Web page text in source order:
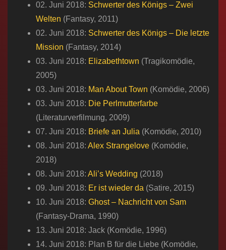
02. Juni 2018: Schwerter des Königs – Zwei
Welten (Fantasy, 2011)
02. Juni 2018: Schwerter des Königs – Die letzte
Mission (Fantasy, 2014)
03. Juni 2018: Elizabethtown (Tragikomödie,
2005)
03. Juni 2018: Man About Town (Komödie, 2006)
03. Juni 2018: Die Perlmutterfarbe
(Literaturverfilmung, 2009)
07. Juni 2018: Briefe an Julia (Komödie, 2010)
08. Juni 2018: Alex Strangelove (Komödie,
2018)
08. Juni 2018: Ali’s Wedding (2018)
09. Juni 2018: Er ist wieder da (Satire, 2015)
10. Juni 2018: Ghost – Nachricht von Sam
(Fantasy-Drama, 1990)
13. Juni 2018: Jack (Komödie, 1996)
14. Juni 2018: Plan B für die Liebe (Komödie,